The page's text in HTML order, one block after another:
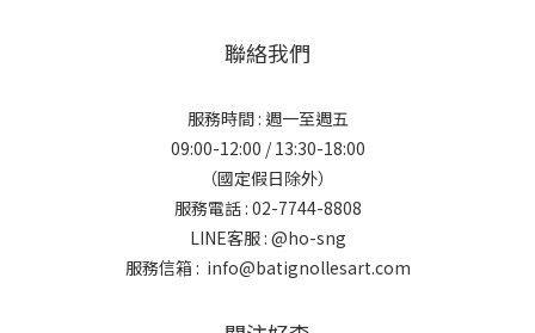
聯絡我們
服務時間 : 週一至週五
09:00-12:00 / 13:30-18:00
（國定假日除外）
服務電話 : 02-7744-8808
LINE客服 : @ho-sng
服務信箱 : info@batignollesart.com